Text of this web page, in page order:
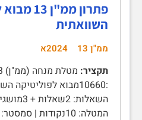
פתרון
השוואתית
ממ"ן 13 2024א
תקציר:
:10660מבוא
השאלות: